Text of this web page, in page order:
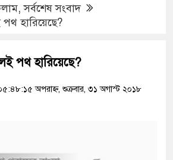
,সর্বশেষ সংবাদ
হারিয়েছে?
পথ হারিয়েছে?
অপরাহ্ন, শুক্রবার, ৩১ অগাস্ট ২০১৮